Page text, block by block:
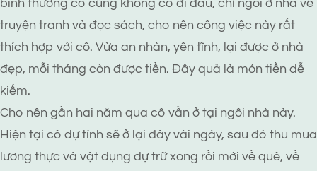
bình thường cô cũng không có đi đâu, chỉ ngồi ở nhà vẽ
truyện tranh và đọc sách, cho nên công việc này rất
thích hợp với cô. Vừa an nhàn, yên tĩnh, lại được ở nhà
đẹp, mỗi tháng còn được tiền. Đây quả là món tiền dễ
kiếm.
Cho nên gần hai năm qua cô vẫn ở tại ngôi nhà này.
Hiện tại cô dự tính sẽ ở lại đây vài ngày, sau đó thu mua
lương thực và vật dụng dự trữ xong rồi mới về quê, về